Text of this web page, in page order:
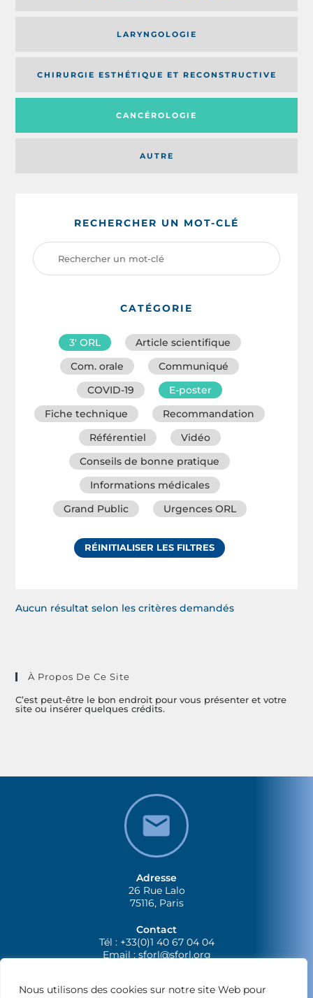
Nous utilisons des cookies sur notre site Web pour
AUTRE
LARYNGOLOGIE
CHIRURGIE ESTHÉTIQUE ET RECONSTRUCTIVE
CANCÉROLOGIE
RECHERCHER UN MOT-CLÉ
CATÉGORIE
3′ ORL
Article scientifique
Com. orale
Communiqué
COVID-19
E-poster
Fiche technique
Recommandation
Référentiel
Vidéo
Conseils de bonne pratique
Informations médicales
Grand Public
Urgences ORL
RÉINITIALISER LES FILTRES
Aucun résultat selon les critères demandés
À Propos De Ce Site
C’est peut-être le bon endroit pour vous présenter et votre
site ou insérer quelques crédits.
Adresse
26 Rue Lalo
75116, Paris
Contact
Tél : +33(0)1 40 67 04 04
Email :sforl@sforl.org